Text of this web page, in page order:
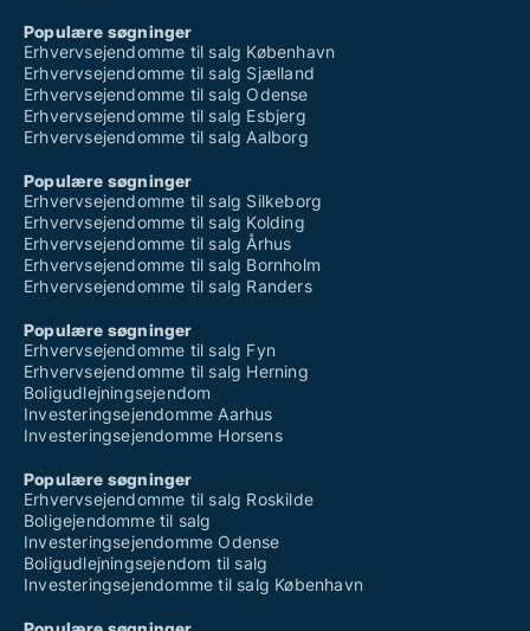
Populære søgninger
Erhvervsejendomme til salg København
Erhvervsejendomme til salg Sjælland
Erhvervsejendomme til salg Odense
Erhvervsejendomme til salg Esbjerg
Erhvervsejendomme til salg Aalborg
Populære søgninger
Erhvervsejendomme til salg Silkeborg
Erhvervsejendomme til salg Kolding
Erhvervsejendomme til salg Århus
Erhvervsejendomme til salg Bornholm
Erhvervsejendomme til salg Randers
Populære søgninger
Erhvervsejendomme til salg Fyn
Erhvervsejendomme til salg Herning
Boligudlejningsejendom
Investeringsejendomme Aarhus
Investeringsejendomme Horsens
Populære søgninger
Erhvervsejendomme til salg Roskilde
Boligejendomme til salg
Investeringsejendomme Odense
Boligudlejningsejendom til salg
Investeringsejendomme til salg København